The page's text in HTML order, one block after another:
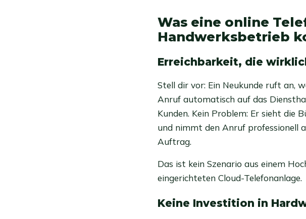
Was eine online
Handwerksbetrieb
Erreichbarkeit, die
Stell dir vor: Ein Neukunde ruft an,
Anruf automatisch auf das
Kunden. Kein Problem: Er sieht die
und nimmt den Anruf professionell
Auftrag.
Das ist kein Szenario aus einem
eingerichteten Cloud-Telefonanlage.
Keine Investition in